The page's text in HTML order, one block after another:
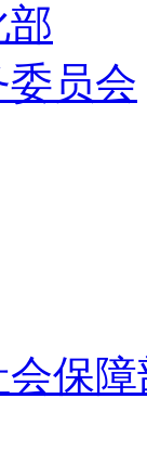
员会
会保